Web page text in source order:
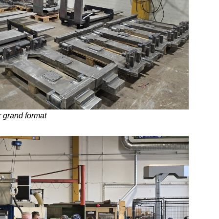
grand format